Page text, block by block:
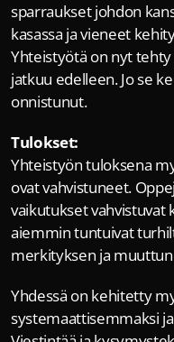
sparraukset johdon
kasassa ja vieneet
Yhteistyötä on nyt tehty
jatkuu edelleen. Jo se
onnistunut.
Tulokset:
Yhteistyön tuloksena
ovat vahvistuneet.
vaikutukset vahvistuvat
aiemmin tuntuivat
merkityksen ja
Yhdessä on kehitetty
systemaattisemmaksi